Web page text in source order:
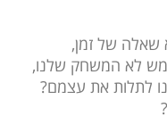
שאלה של זמן,
לא המשחק שלנו,
לתלות את עצמם?